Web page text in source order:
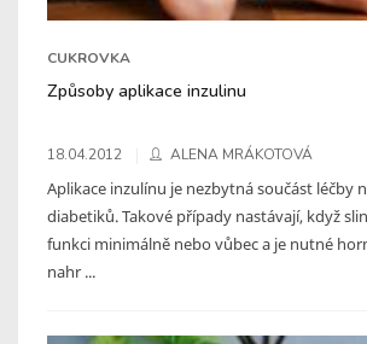
CUKROVKA
Způsoby aplikace inzulinu
18.04.2012 ALENA MRÁKOTOVÁ
Aplikace inzulínu je nezbytná součást léčby
diabetiků. Takové případy nastávají, když
funkci minimálně nebo vůbec a je nutné
nahr ...